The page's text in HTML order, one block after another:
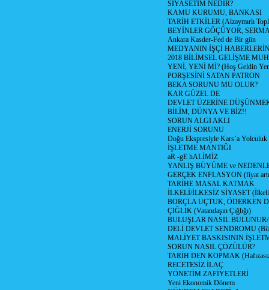
SİYASETİM NEDİR?
KAMU KURUMU, BANKASI
TARİH ETKİLER (Alzaymırlı
BEYİNLER GÖÇÜYOR,
Ankara Kasder-Fed de Bir gün
MEDYANIN İŞÇİ
2018 BİLİMSEL GELİŞME
YENİ, YENİ Mİ? (Hoş Geldin
PORŞESİNİ SATAN PATRON
BEKA SORUNU MU OLUR?
KAR GÜZEL DE
DEVLET ÜZERİNE
BİLİM, DÜNYA VE BİZ!!
SORUN ALGI AKLI
ENERJİ SORUNU
Doğu Ekspresiyle Kars’a Yolculuk
İŞLETME MANTIĞI
aR -gE hALİMİZ
YANLIŞ BÜYÜME ve
GERÇEK ENFLASYON (fiyat
TARİHE MASAL KATMAK
İLKELİ/İLKESİZ SİYASET
BORÇLA UÇTUK, ÖDERKEN
ÇIĞLIK (Vatandaşın Çığlığı)
BULUŞLAR NASIL
DELİ DEVLET SENDROMU
MALİYET BASKISININ
SORUN NASIL ÇÖZÜLÜR?
TARİH DEN KOPMAK
RECETESİZ İLAÇ
YÖNETİM ZAFİYETLERİ
Yeni Ekonomik Dönem